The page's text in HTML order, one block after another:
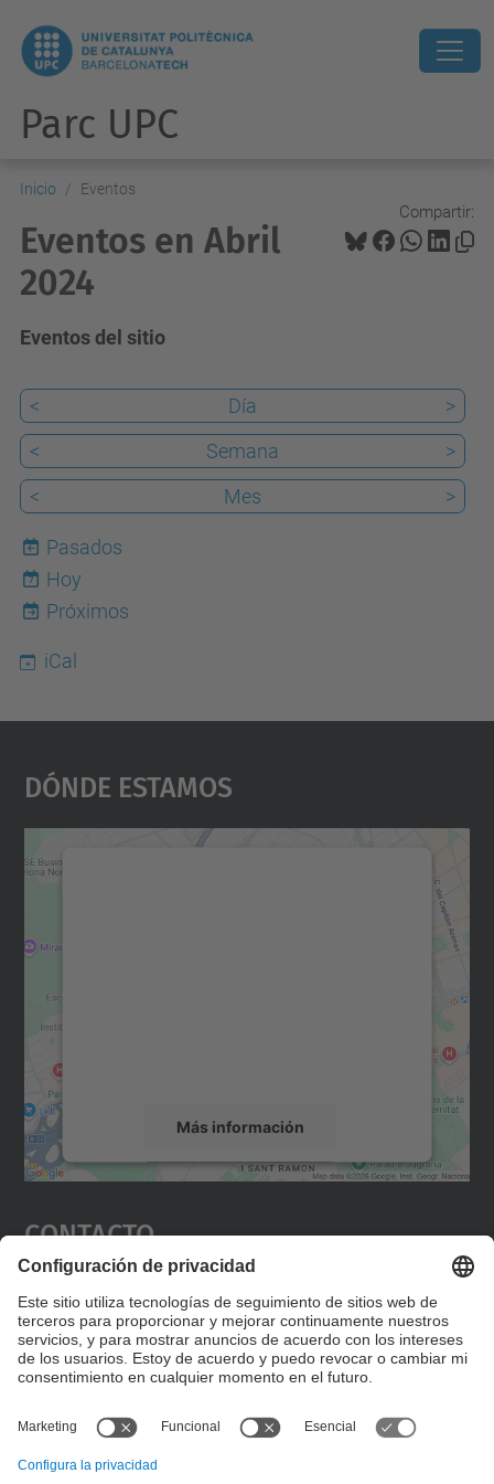
Parc UPC
Inicio Eventos
Compartir:
Eventos en Abril
2024
Eventos del sitio
< Día
>
<
Semana
>
<
Mes >
Pasados
7
Hoy
Próximos
iCal
Dónde Estamos
Más información
Aceptar
powered by
Contacto
Editad en la página "Contacto personalizado", que
encontraréis en la raíz de español, vuestros datos
personalizados de contacto.
Formulario de contacto